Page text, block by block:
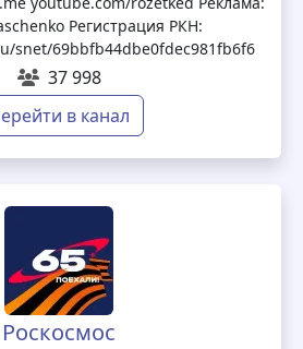
Регистрация РКН:
snet/69bbfb44dbe0fdec981fb6f6
37 998
в канал
Роскосмос